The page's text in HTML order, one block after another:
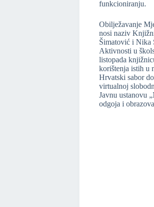
funkcioniranju.
Obilježavanje
nosi naziv
Šimatović i Nika
Aktivnosti u
listopada
korištenja istih u
Hrvatski sabor
virtualnoj
Javnu ustanovu
odgoja i